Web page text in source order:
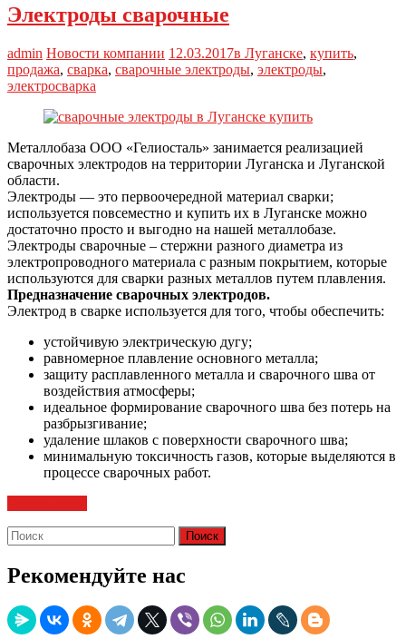
Электроды сварочные
admin Новости компании 12.03.2017в Луганске, купить,
продажа, сварка, сварочные электроды, электроды,
электросварка
Металлобаза ООО «Гелиосталь» занимается реализацией
сварочных электродов на территории Луганска и Луганской
области.
Электроды — это первоочередной материал сварки;
используется повсеместно и купить их в Луганске можно
достаточно просто и выгодно на нашей металлобазе.
Электроды сварочные – стержни разного диаметра из
электропроводного материала с разным покрытием, которые
используются для сварки разных металлов путем плавления.
Предназначение сварочных электродов.
Электрод в сварке используется для того, чтобы обеспечить:
устойчивую электрическую дугу;
равномерное плавление основного металла;
защиту расплавленного металла и сварочного шва от
воздействия атмосферы;
идеальное формирование сварочного шва без потерь на
разбрызгивание;
удаление шлаков с поверхности сварочного шва;
минимальную токсичность газов, которые выделяются в
процессе сварочных работ.
Рекомендуйте нас